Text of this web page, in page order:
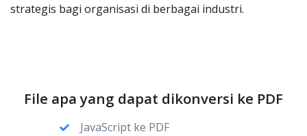
strategis bagi organisasi di berbagai industri.
File apa yang dapat dikonversi ke PDF
JavaScript ke PDF